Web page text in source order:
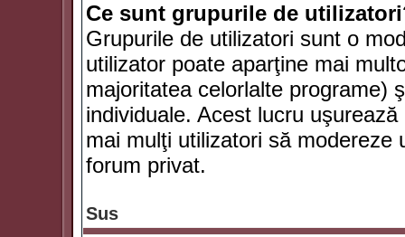
Ce sunt grupurile de
Grupurile de utilizatori sunt o
utilizator poate aparţine mai
majoritatea celorlalte programe)
individuale. Acest lucru
mai mulţi utilizatori să
forum privat.
Sus